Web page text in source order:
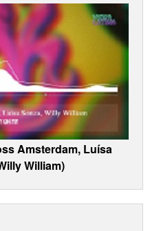
Amsterdam, Luísa
William)